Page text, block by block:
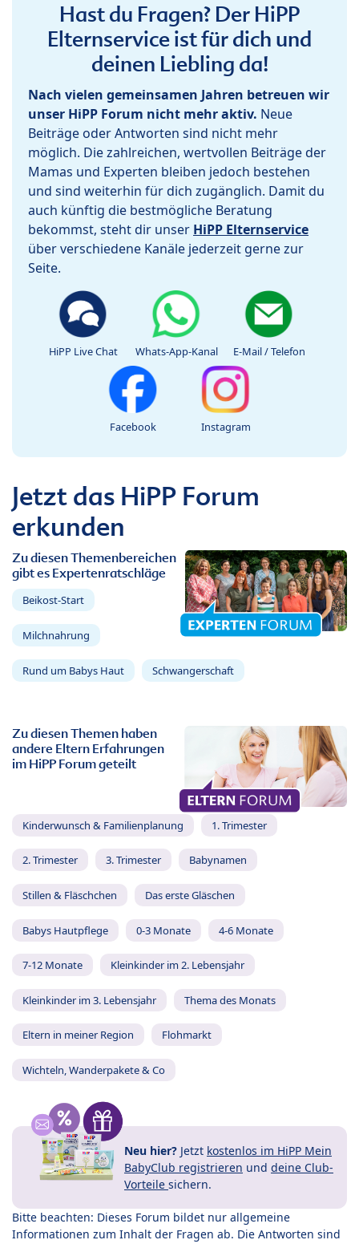
Hast du Fragen? Der HiPP
Elternservice ist für dich und
deinen Liebling da!
Nach vielen gemeinsamen Jahren betreuen wir
unser HiPP Forum nicht mehr aktiv. Neue
Beiträge oder Antworten sind nicht mehr
möglich. Die zahlreichen, wertvollen Beiträge der
Mamas und Experten bleiben jedoch bestehen
und sind weiterhin für dich zugänglich. Damit du
auch künftig die bestmögliche Beratung
bekommst, steht dir unser HiPP Elternservice
über verschiedene Kanäle jederzeit gerne zur
Seite.
HiPP Live Chat Whats-App-Kanal E-Mail / Telefon
Facebook Instagram
Jetzt das HiPP Forum
erkunden
Zu diesen Themenbereichen
gibt es Expertenratschläge
Beikost-Start
Milchnahrung
Rund um Babys Haut Schwangerschaft
Zu diesen Themen haben
andere Eltern Erfahrungen
im HiPP Forum geteilt
Kinderwunsch & Familienplanung 1. Trimester
2. Trimester 3. Trimester Babynamen
Stillen & Fläschchen Das erste Gläschen
Babys Hautpflege 0-3 Monate 4-6 Monate
7-12 Monate Kleinkinder im 2. Lebensjahr
Kleinkinder im 3. Lebensjahr Thema des Monats
Eltern in meiner Region Flohmarkt
Wichteln, Wanderpakete & Co
Neu hier? Jetzt kostenlos im HiPP Mein
BabyClub registrieren und deine Club-
Vorteile sichern.
Bitte beachten: Dieses Forum bildet nur allgemeine
Informationen zum Inhalt der Fragen ab. Die Antworten sind